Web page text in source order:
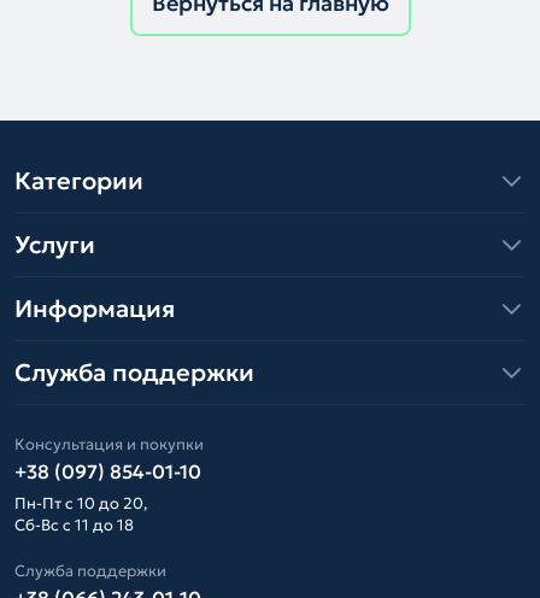
Категории
Услуги
Информация
Служба поддержки
Консультация и покупки
+38 (097) 854-01-10
Пн-Пт с 10 до 20,
Сб-Вс с 11 до 18
Служба поддержки